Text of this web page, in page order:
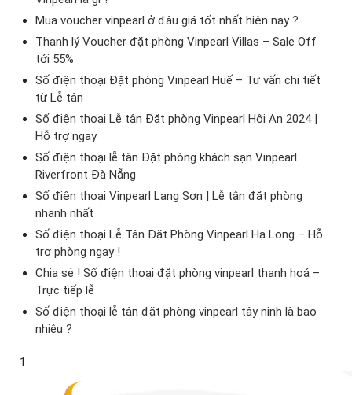
Mua voucher vinpearl ở đâu giá tốt nhất hiện nay ?
Thanh lý Voucher đặt phòng Vinpearl Villas – Sale Off
tới 55%
Số điện thoại Đặt phòng Vinpearl Huế – Tư vấn chi tiết
từ Lễ tân
Số điện thoại Lễ tân Đặt phòng Vinpearl Hội An 2024 |
Hỗ trợ ngay
Số điện thoại lễ tân Đặt phòng khách sạn Vinpearl
Riverfront Đà Nẵng
Số điện thoại Vinpearl Lạng Sơn | Lễ tân đặt phòng
nhanh nhất
Số điện thoại Lễ Tân Đặt Phòng Vinpearl Hạ Long – Hỗ
trợ phòng ngay !
Chia sẻ ! Số điện thoại đặt phòng vinpearl thanh hoá –
Trực tiếp lễ
Số điện thoại lễ tân đặt phòng vinpearl tây ninh là bao
nhiêu ?
1